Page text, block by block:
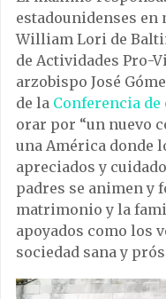
estadounidenses
William Lori de
de Actividades Pro-
arzobispo José
de la Conferencia de
orar por “un nuevo
una América donde
apreciados y
padres se animen y
matrimonio y la
apoyados como los
sociedad sana y